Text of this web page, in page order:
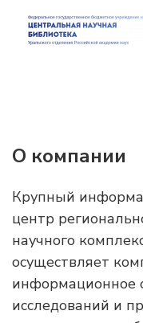
О компании
Крупный
центр
научного
осуществляет
информационное
исследований и